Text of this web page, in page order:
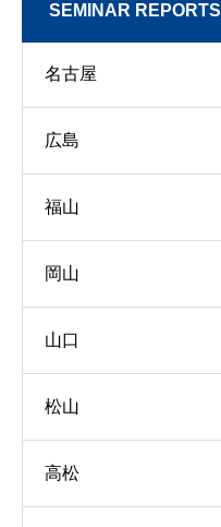
SEMINAR REPORTS
名古屋
広島
福山
岡山
山口
松山
高松